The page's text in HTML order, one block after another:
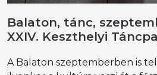
Balaton, tánc,
XXIV. Keszthelyi
A Balaton szeptemberben is